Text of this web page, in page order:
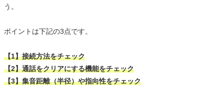
う。
ポイントは下記の3点です。
【1】接続方法をチェック
【2】通話をクリアにする機能をチェック
【3】集音距離（半径）や指向性をチェック